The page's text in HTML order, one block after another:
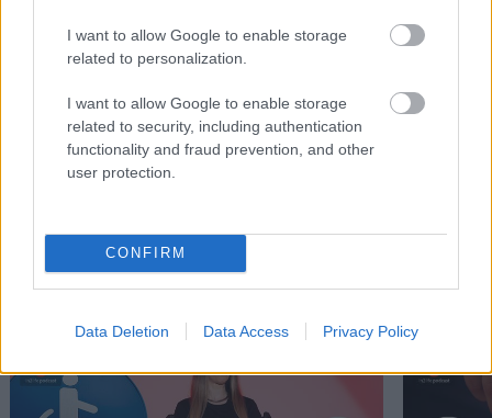
I want to allow Google to enable storage
related to personalization.
I want to allow Google to enable storage
related to security, including authentication
functionality and fraud prevention, and other
user protection.
CONFIRM
Data Deletion Data Access Privacy Policy
Η κάποτε ισχυρή αυτοκινητοβιομηχανία της
Γερμανίας βρίσκεται σε κρίση. Τι θα χρειαστεί
για να διορθωθεί;
Η Ford
τους
PODCASTS